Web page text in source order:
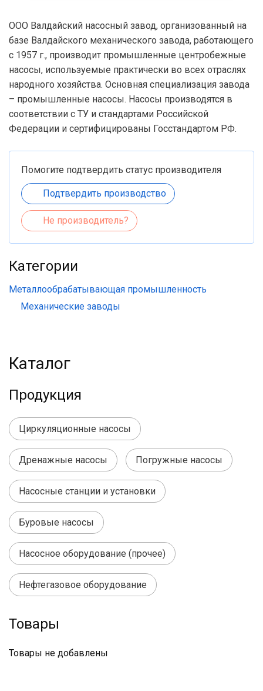
ООО Валдайский насосный завод, организованный на
базе Валдайского механического завода, работающего
с 1957 г., производит промышленные центробежные
насосы, используемые практически во всех отраслях
народного хозяйства. Основная специализация завода
– промышленные насосы. Насосы производятся в
соответствии с ТУ и стандартами Российской
Федерации и сертифицированы Госстандартом РФ.
Помогите подтвердить статус производителя
Подтвердить производство
Не производитель?
Категории
Металлообрабатывающая промышленность
Механические заводы
Каталог
Продукция
Циркуляционные насосы
Дренажные насосы Погружные насосы
Насосные станции и установки
Буровые насосы
Насосное оборудование (прочее)
Нефтегазовое оборудование
Товары
Товары не добавлены